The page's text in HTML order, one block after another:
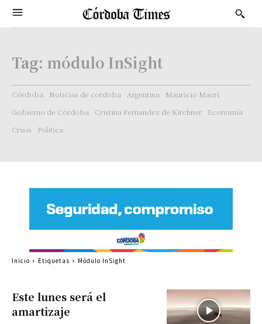
Tag: módulo InSight
Córdoba Noticias de cordoba Argentina
Mauricio Macri
Gobierno de Córdoba
Cristina Fernandez de Kirchner
Economía
Crisis
Politica
Este lunes será el
amartizaje
Inicio Etiquetas Módulo InSight